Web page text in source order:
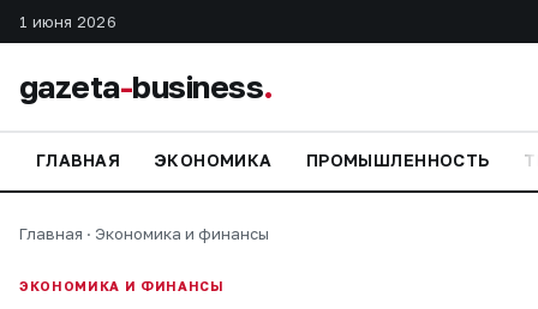
1 июня 2026
gazeta-business.
ГЛАВНАЯ ЭКОНОМИКА ПРОМЫШЛЕННОСТЬ
Главная · Экономика и финансы
ЭКОНОМИКА И ФИНАНСЫ